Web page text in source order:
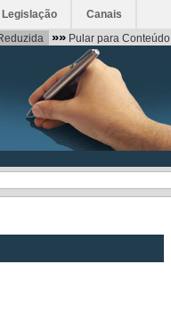
Legislação Canais
»» Pular para Conteúdo